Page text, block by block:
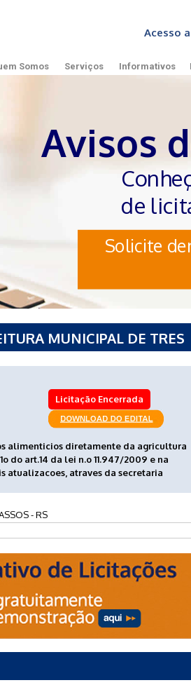
Acesso
Somos Serviços Informativos
Avisos
de
Solicite
MUNICIPAL DE TRES
Licitação Encerrada
alimenticios diretamente da agricultura
art.14 da lei n.o 11.947/2009 e na
atualizacoes, atraves da secretaria
- RS